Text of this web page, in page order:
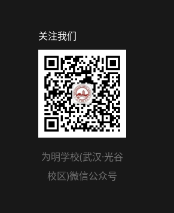
关注我们
为明学校(武汉·光谷
校区)微信公众号